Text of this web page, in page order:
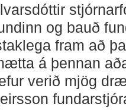
og bauð
fram að
á þennan
verið mjög